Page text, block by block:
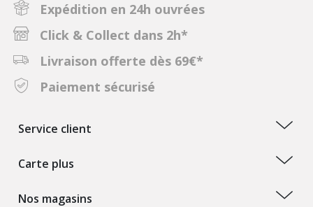
Expédition en 24h ouvrées
Click & Collect dans 2h*
Livraison offerte dès 69€*
Paiement sécurisé
Service client
Carte plus
Nos magasins